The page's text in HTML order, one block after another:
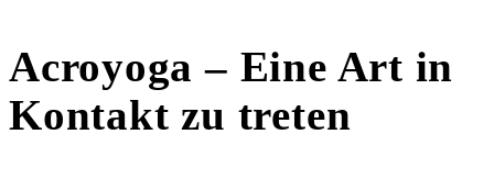
Acroyoga – Eine Art in
Kontakt zu treten